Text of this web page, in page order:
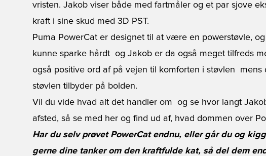
vristen. Jakob viser både med fartmåler og et par sjove
kraft i sine skud med 3D PST.
Puma PowerCat er designet til at være en powerstøvle,
kunne sparke hårdt  og Jakob er da også meget tilfreds
også positive ord af på vejen til komforten i støvlen 
støvlen tilbyder på bolden.
Vil du vide hvad alt det handler om  og se hvor langt
afsted, så se med her og find ud af, hvad dommen over
Har du selv prøvet PowerCat endnu, eller går du og
gerne dine tanker om den kraftfulde kat, så del dem